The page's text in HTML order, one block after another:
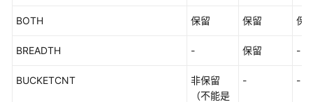
法
BOTH 保留 保留 保
BREADTH - 保留 -
BUCKETCNT
非保留
（不能是
- -